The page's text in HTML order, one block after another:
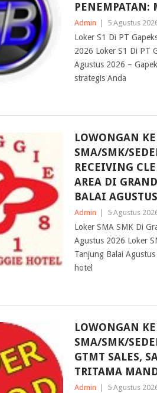
PENEMPATAN:
Admin 5 Agustus
Loker S1 Di PT
2026 Loker S1 Di PT
Agustus 2026 –
strategis Anda
LOWONGAN
SMA/SMK/
RECEIVING
AREA DI
BALAI
Admin 5 Agustus
Loker SMA SMK Di
Agustus 2026 Loker
Tanjung Balai
hotel
LOWONGAN
SMA/SMK/
GTMT SALES,
TRITAMA
Admin 5 Agustus